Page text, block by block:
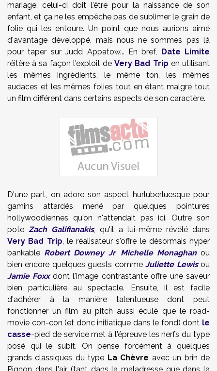
mariage, celui-ci doit l'être pour la naissance de son
enfant, et ça ne les empêche pas de sublimer le grain de
folie qui les entoure. Un point que nous aurions aimé
d'avantage développé, mais nous ne sommes pas là
pour taper sur Judd Appatow... En bref, Date Limite
réitère à sa façon l'exploit deVery Bad Trip en utilisant
les mêmes ingrédients, le même ton, les mêmes
audaces et les mêmes folies tout en étant malgré tout
un film différent dans certains aspects de son caractère.
D'une part, on adore son aspect hurluberluesque pour
gamins attardés mené par quelques pointures
hollywoodiennes qu'on n'attendait pas ici. Outre son
poteZach Galifianakis, qu'il a lui-même révélé dans
Very Bad Trip, le réalisateur s'offre le désormais hyper
bankable Robert Downey Jr, Michelle Monaghanou
bien encore quelques guests commeJuliette Lewisou
Jamie Foxxdont l'image contrastante offre une saveur
bien particulière au spectacle. Ensuite, il est facile
d'adhérer à la manière talentueuse dont peut
fonctionner un film au pitch aussi éculé que le road-
movie con-con (et donc initiatique dans le fond) dont le
casse-pied de service met à l'épreuve les nerfs du type
posé qui le subit. On pense forcément à quelques
grands classiques du type La Chèvre avec un brin de